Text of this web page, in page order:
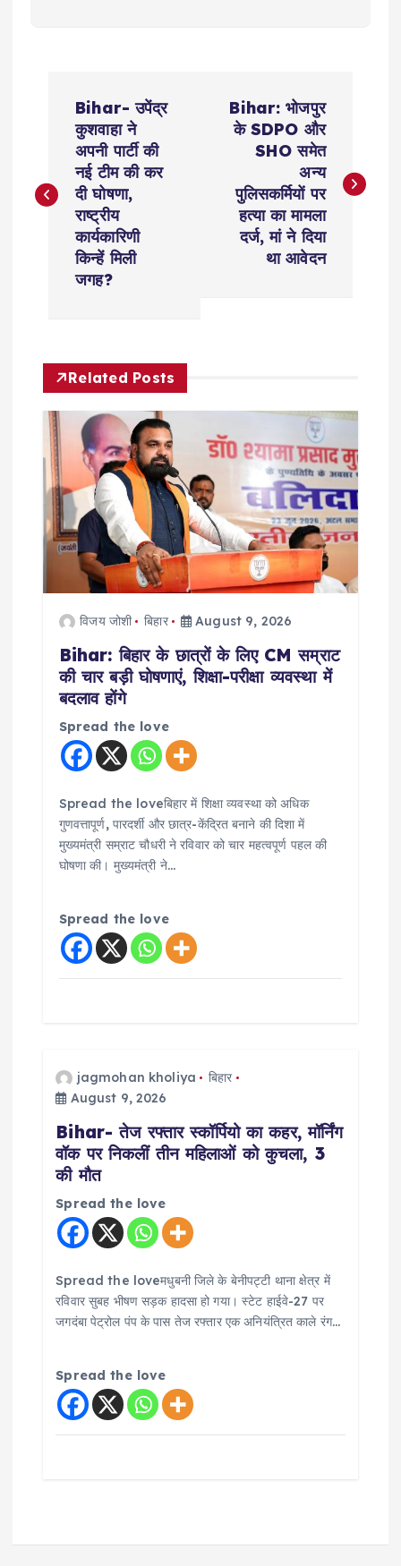
s
v
g
a
t
Bihar- उपेंद्र
कुशवाहा ने
अपनी पार्टी की
नई टीम की कर
दी घोषणा,
राष्ट्रीय
कार्यकारिणी
किन्हें मिली
जगह?
Bihar: भोजपुर
के SDPO और
SHO समेत
अन्य
पुलिसकर्मियों पर
हत्या का मामला
दर्ज, मां ने दिया
था आवेदन
Related Posts
विजय जोशी बिहार August 9, 2026
Bihar: बिहार के छात्रों के लिए CM सम्राट
की चार बड़ी घोषणाएं, शिक्षा-परीक्षा व्यवस्था में
बदलाव होंगे
Spread the love
Spread the loveबिहार में शिक्षा व्यवस्था को अधिक
गुणवत्तापूर्ण, पारदर्शी और छात्र-केंद्रित बनाने की दिशा में
मुख्यमंत्री सम्राट चौधरी ने रविवार को चार महत्वपूर्ण पहल की
घोषणा की। मुख्यमंत्री ने…
Spread the love
jagmohan kholiya
बिहार
August 9, 2026
Bihar- तेज रफ्तार स्कॉर्पियो का कहर, मॉर्निंग
वॉक पर निकलीं तीन महिलाओं को कुचला, 3
की मौत
Spread the love
Spread the loveमधुबनी जिले के बेनीपट्टी थाना क्षेत्र में
रविवार सुबह भीषण सड़क हादसा हो गया। स्टेट हाईवे-27 पर
जगदंबा पेट्रोल पंप के पास तेज रफ्तार एक अनियंत्रित काले रंग…
Spread the love